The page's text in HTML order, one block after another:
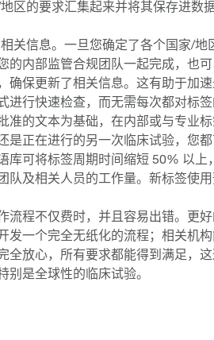
区的要求汇集起来并将其保存进数
关信息。一旦您确定了各个国家/地
的内部监管合规团队一起完成，也
确保更新了相关信息。这有助于加
行快速检查，而无需每次都对标签
准的文本为基础，在内部或与专业
是正在进行的另一次临床试验，您
库可将标签周期时间缩短 50% 以上
队及相关人员的工作量。新标签使
流程不仅费时，并且容易出错。更
一个完全无纸化的流程；相关机构
全放心，所有要求都能得到满足，
是全球性的临床试验。